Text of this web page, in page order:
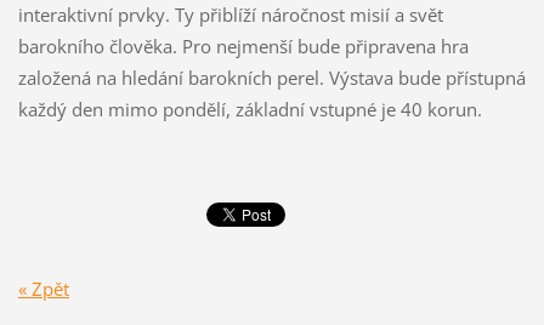
interaktivní prvky. Ty přiblíží náročnost misií a svět
barokního člověka. Pro nejmenší bude připravena hra
založená na hledání barokních perel. Výstava bude přístupná
každý den mimo pondělí, základní vstupné je 40 korun.
« Zpět